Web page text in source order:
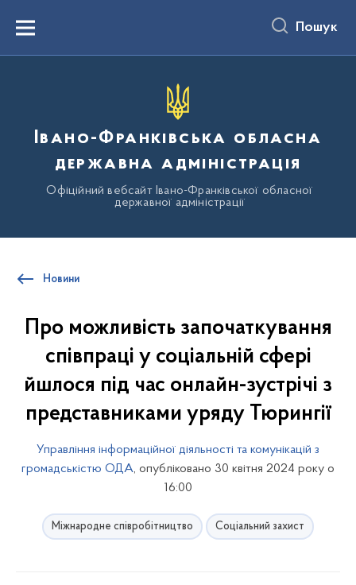
вмістуMenu Пошук
Івано-Франківська обласна
державна адміністрація
Офіційний вебсайт Івано-Франківської обласної
державної адміністрації
Новини
Про можливість започаткування
співпраці у соціальній сфері
йшлося під час онлайн-зустрічі з
представниками уряду Тюрингії
Управління інформаційної діяльності та комунікацій з
громадськістю ОДА, опубліковано 30 квітня 2024 року о
16:00
Міжнародне співробітництво Соціальний захист